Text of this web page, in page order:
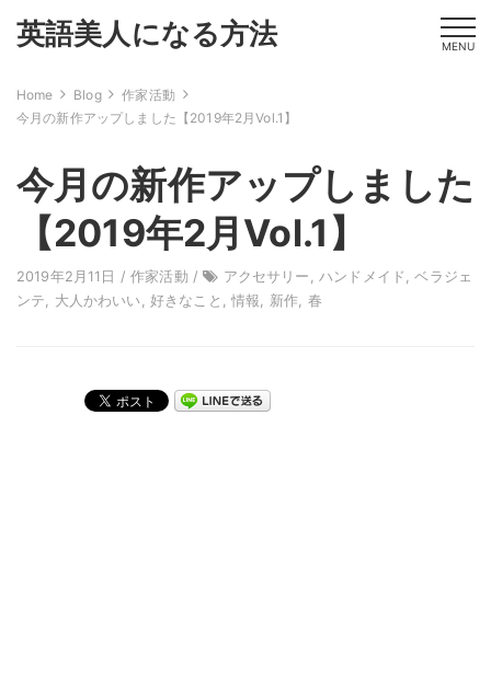
英語美人になる方法 MENU
Home Blog
作家活動
今月の新作アップしました【2019年2月Vol.1】
今月の新作アップしました
【2019年2月Vol.1】
2019年2月11日 /作家活動 / アクセサリー ハンドメイド ,ベラジェ
ンテ
大人かわいい 好きなこと ,情報 新作 春